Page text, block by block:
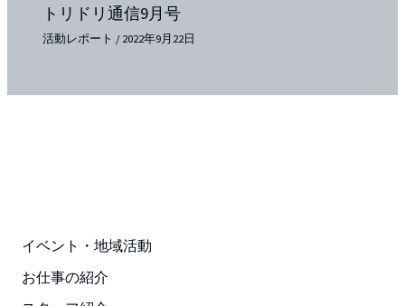
トリドリ通信9月号
活動レポート /2022年9月22日
イベント・地域活動
お仕事の紹介